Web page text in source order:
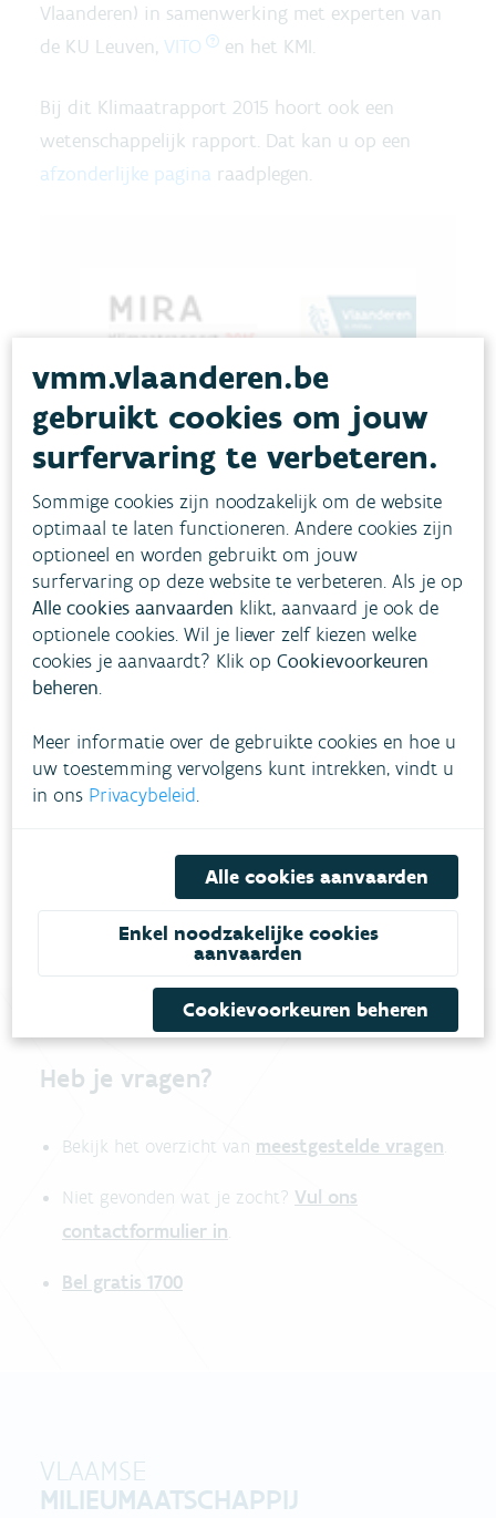
Vlaanderen) in samenwerking met experten van
de KU Leuven, VITO en het KMI.
Bij dit Klimaatrapport 2015 hoort ook een
wetenschappelijk rapport. Dat kan u op een
afzonderlijke pagina raadplegen.
Download pdf
Heb je vragen?
Bekijk het overzicht van meestgestelde vragen.
Niet gevonden wat je zocht? Vul ons
contactformulier in.
Bel gratis 1700
VLAAMSE
MILIEUMAATSCHAPPIJ
vmm.vlaanderen.be
gebruikt cookies om jouw
surfervaring te verbeteren.
Sommige cookies zijn noodzakelijk om de website
optimaal te laten functioneren. Andere cookies zijn
optioneel en worden gebruikt om jouw
surfervaring op deze website te verbeteren. Als je op
Alle cookies aanvaarden klikt, aanvaard je ook de
optionele cookies. Wil je liever zelf kiezen welke
cookies je aanvaardt? Klik opCookievoorkeuren
beheren.
Meer informatie over de gebruikte cookies en hoe u
uw toestemming vervolgens kunt intrekken, vindt u
in ons Privacybeleid.
Alle cookies aanvaarden
Enkel noodzakelijke cookies
aanvaarden
Cookievoorkeuren beheren